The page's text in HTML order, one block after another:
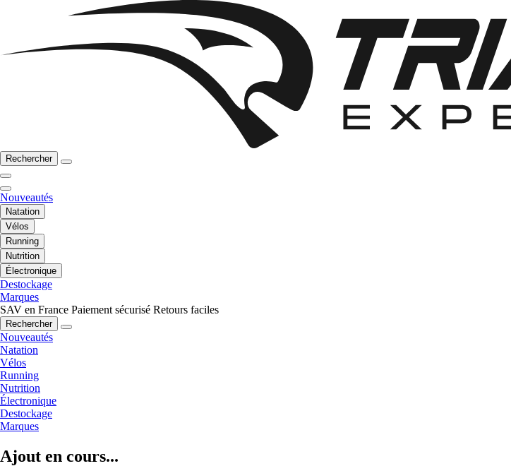
Rechercher
Nouveautés
Natation
Vélos
Running
Nutrition
Électronique
Destockage
Marques
SAV en France Paiement sécurisé Retours faciles
Rechercher
Nouveautés
Natation
Vélos
Running
Nutrition
Électronique
Destockage
Marques
Ajout en cours...